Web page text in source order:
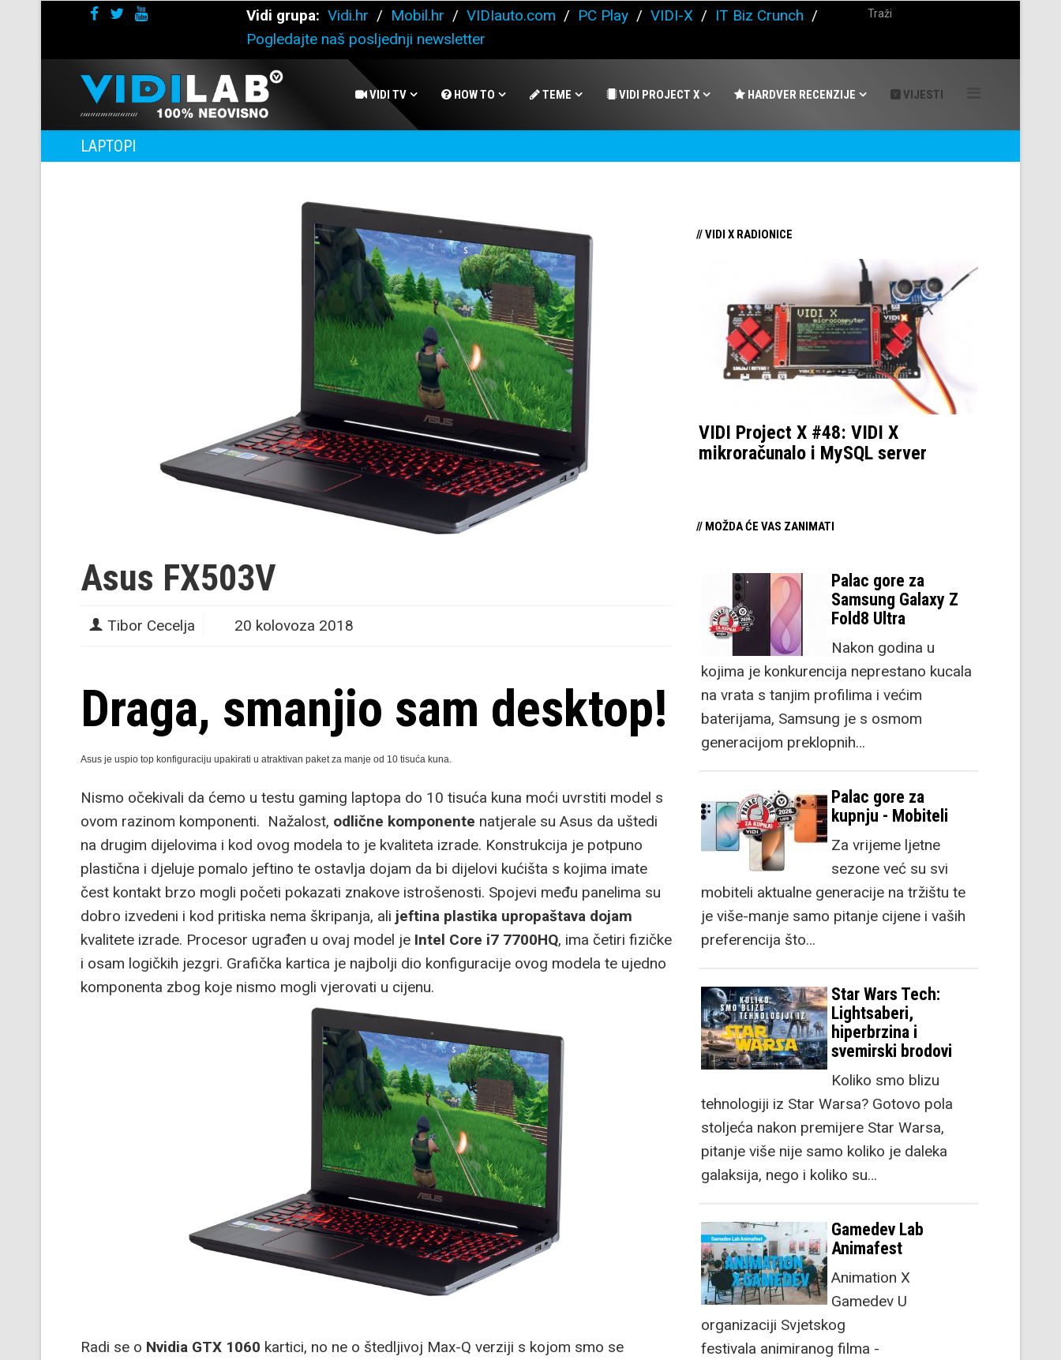
Vidi grupa: Vidi.hr / Mobil.hr / VIDIauto.com / PC Play / VIDI-X / IT Biz Crunch /
Pogledajte naš posljednji newsletter
VIDI TV HOW TO TEME VIDI PROJECT X HARDVER RECENZIJE VIJESTI
LAPTOPI
Asus FX503V
Tibor Cecelja 20 kolovoza 2018
Draga, smanjio sam desktop!
Asus je uspio top konfiguraciju upakirati u atraktivan paket za manje od 10 tisuća kuna.
Nismo očekivali da ćemo u testu gaming laptopa do 10 tisuća kuna moći uvrstiti model s
ovom razinom komponenti. Nažalost, odlične komponente natjerale su Asus da uštedi
na drugim dijelovima i kod ovog modela to je kvaliteta izrade. Konstrukcija je potpuno
plastična i djeluje pomalo jeftino te ostavlja dojam da bi dijelovi kućišta s kojima imate
čest kontakt brzo mogli početi pokazati znakove istrošenosti. Spojevi među panelima su
dobro izvedeni i kod pritiska nema škripanja, ali jeftina plastika upropaštava dojam
kvalitete izrade. Procesor ugrađen u ovaj model je Intel Core i7 7700HQ, ima četiri fizičke
i osam logičkih jezgri. Grafička kartica je najbolji dio konfiguracije ovog modela te ujedno
komponenta zbog koje nismo mogli vjerovati u cijenu.
Radi se o Nvidia GTX 1060 kartici, no ne o štedljivoj Max-Q verziji s kojom smo se
// VIDI X RADIONICE
VIDI Project X #48: VIDI X
mikroračunalo i MySQL server
// MOŽDA ĆE VAS ZANIMATI
Palac gore za
Samsung Galaxy Z
Fold8 Ultra
Nakon godina u
kojima je konkurencija neprestano kucala
na vrata s tanjim profilima i većim
baterijama, Samsung je s osmom
generacijom preklopnih…
Palac gore za
kupnju - Mobiteli
Za vrijeme ljetne
sezone već su svi
mobiteli aktualne generacije na tržištu te
je više-manje samo pitanje cijene i vaših
preferencija što…
Star Wars Tech:
Lightsaberi,
hiperbrzina i
svemirski brodovi
Koliko smo blizu
tehnologiji iz Star Warsa? Gotovo pola
stoljeća nakon premijere Star Warsa,
pitanje više nije samo koliko je daleka
galaksija, nego i koliko su…
Gamedev Lab
Animafest
Animation X
Gamedev U
organizaciji Svjetskog
festivala animiranog filma -